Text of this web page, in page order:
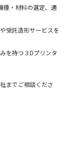
種・材料の選定、適
受託造形サービスを
を持つ３Dプリンタ
までご相談くださ